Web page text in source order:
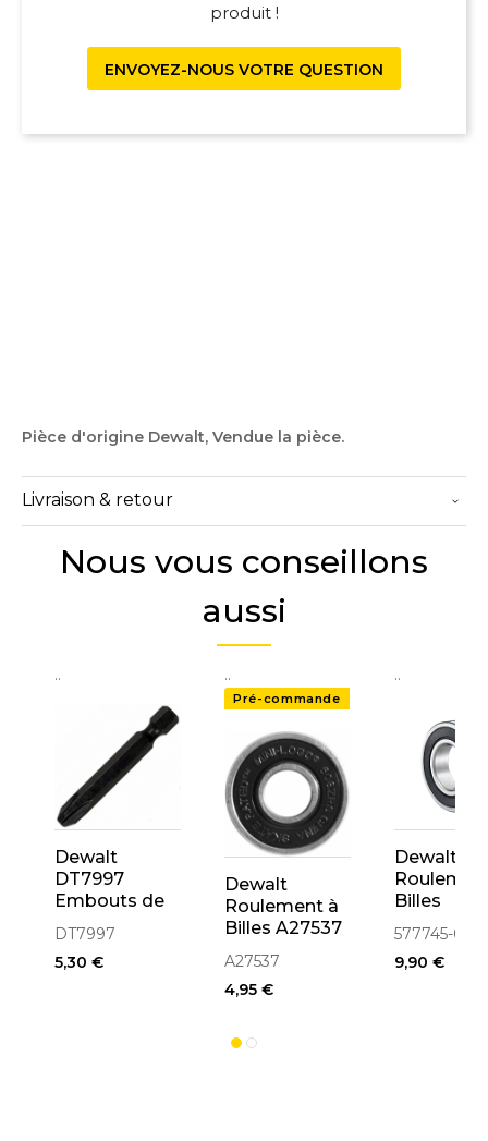
produit !
ENVOYEZ-NOUS VOTRE QUESTION
Pièce d'origine Dewalt, Vendue la pièce.
Livraison & retour
Nous vous conseillons
aussi
..
Dewalt
DT7997
Embouts de
vissage
50mm
Impact PH1
DT7997
5,30 €
..
Pré-commande
Dewalt
Roulement à
Billes A27537
A27537
4,95 €
..
Dewalt
Billes
6000DW
10x26x8
(577745-
577745-00
9,90 €